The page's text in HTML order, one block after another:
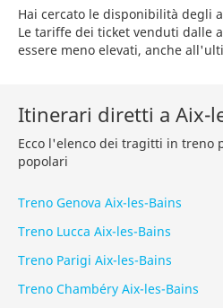
Hai cercato le disponibilità degli
Le tariffe dei ticket venduti dalle
essere meno elevati, anche
Itinerari diretti a Aix-
Ecco l'elenco dei tragitti in treno
popolari
Treno Genova Aix-les-Bains
Treno Lucca Aix-les-Bains
Treno Parigi Aix-les-Bains
Treno Chambéry Aix-les-Bains